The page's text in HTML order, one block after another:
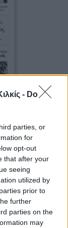
- Do
parties, or
for
opt-out
that after your
seeing
utilized by
prior to
further
parties on the
may